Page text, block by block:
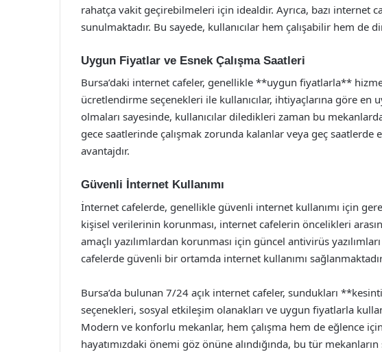
rahatça vakit geçirebilmeleri için idealdir. Ayrıca, bazı internet
sunulmaktadır. Bu sayede, kullanıcılar hem çalışabilir hem de
Uygun Fiyatlar ve Esnek Çalışma Saatleri
Bursa’daki internet cafeler, genellikle **uygun fiyatlarla**
ücretlendirme seçenekleri ile kullanıcılar, ihtiyaçlarına göre en
olmaları sayesinde, kullanıcılar diledikleri zaman bu
gece saatlerinde çalışmak zorunda kalanlar veya geç
avantajdır.
Güvenli İnternet Kullanımı
İnternet cafelerde, genellikle güvenli internet kullanımı için
kişisel verilerinin korunması, internet cafelerin öncelikleri
amaçlı yazılımlardan korunması için güncel antivirüs
cafelerde güvenli bir ortamda internet kullanımı
Bursa’da bulunan 7/24 açık internet cafeler, sundukları
seçenekleri, sosyal etkileşim olanakları ve uygun fiyatlarla
Modern ve konforlu mekanlar, hem çalışma hem de eğlence
hayatımızdaki önemi göz önüne alındığında, bu tür